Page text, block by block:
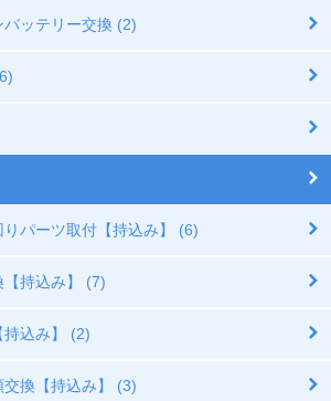
ッテリー交換 (2)
パーツ取付【持込み】 (6)
持込み】 (7)
込み】 (2)
換【持込み】 (3)